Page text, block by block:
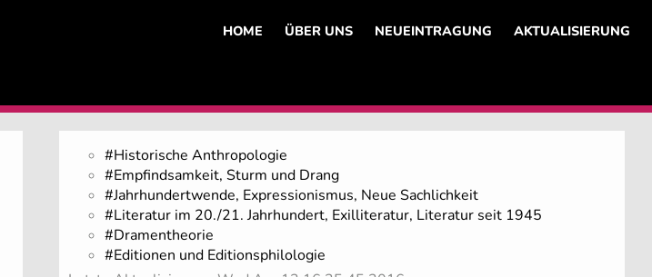
HOME ÜBER UNS NEUEINTRAGUNG AKTUALISIERUNG
#Historische Anthropologie
#Empfindsamkeit, Sturm und Drang
#Jahrhundertwende, Expressionismus, Neue Sachlichkeit
#Literatur im 20./21. Jahrhundert, Exilliteratur, Literatur seit 1945
#Dramentheorie
#Editionen und Editionsphilologie